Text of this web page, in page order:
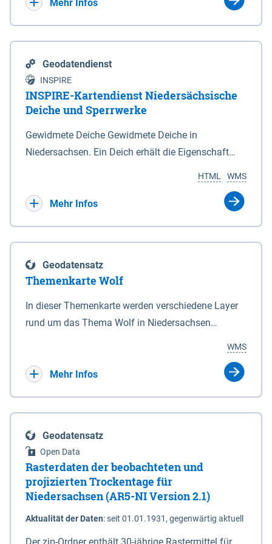
Mehr Infos
Geodatendienst
INSPIRE
INSPIRE-Kartendienst Niedersächsische
Deiche und Sperrwerke
Gewidmete Deiche Gewidmete Deiche in
Niedersachsen. Ein Deich erhält die Eigenschaft
Deichbehörde durch Verordnung ausspricht. Für
enthalten. Sperrwerke Sperrwerke sind Bauwerke
mit Sperrvorrichtungen in Tidegewässern, die dem
Schutz eines Gebietes vor erhöhten Tiden, vor allem
vor Sturmfluten, zu dienen bestimmt sind (§2 Abs.3
Eigenschaft eines Sperrwerkes durch Widmung, die
die Deichbehörde durch Verordnung ausspricht.
WMS
HTML
Mehr Infos
Geodatensatz
Themenkarte Wolf
In dieser Themenkarte werden verschiedene Layer
rund um das Thema Wolf in Niedersachsen
sowie Status der bestehenden Wolfsterritorien im
laufenden Monitoringjahr.
WMS
Mehr Infos
Geodatensatz
Open Data
Rasterdaten der beobachteten und
projizierten Trockentage für
Niedersachsen (AR5-NI Version 2.1)
Aktualität der Daten:seit 01.01.1931, gegenwärtig aktuell